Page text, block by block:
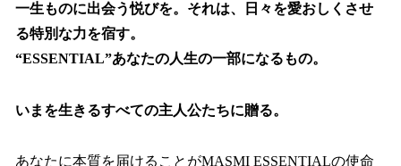
一生ものに出会う悦びを。それは、日々を愛おしくさせ
る特別な力を宿す。
“ESSENTIAL”あなたの人生の一部になるもの。
いまを生きるすべての主人公たちに贈る。
あなたに本質を届けることがMASMI ESSENTIALの使命